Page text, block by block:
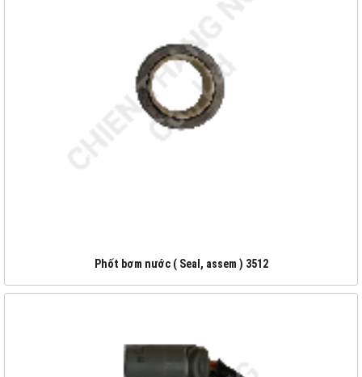
Phốt bơm nước ( Seal, assem ) 3512